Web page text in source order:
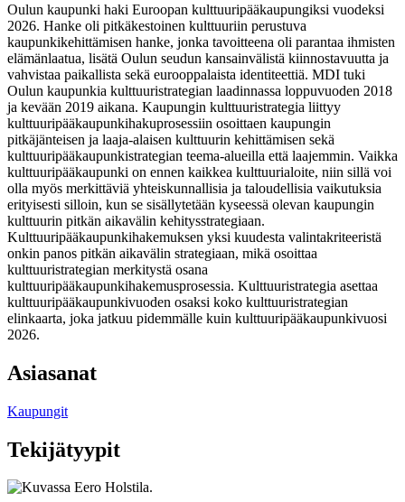
Oulun kaupunki haki Euroopan kulttuuripääkaupungiksi vuodeksi
2026. Hanke oli pitkäkestoinen kulttuuriin perustuva
kaupunkikehittämisen hanke, jonka tavoitteena oli parantaa ihmisten
elämänlaatua, lisätä Oulun seudun kansainvälistä kiinnostavuutta ja
vahvistaa paikallista sekä eurooppalaista identiteettiä. MDI tuki
Oulun kaupunkia kulttuuristrategian laadinnassa loppuvuoden 2018
ja kevään 2019 aikana. Kaupungin kulttuuristrategia liittyy
kulttuuripääkaupunkihakuprosessiin osoittaen kaupungin
pitkäjänteisen ja laaja-alaisen kulttuurin kehittämisen sekä
kulttuuripääkaupunkistrategian teema-alueilla että laajemmin. Vaikka
kulttuuripääkaupunki on ennen kaikkea kulttuurialoite, niin sillä voi
olla myös merkittäviä yhteiskunnallisia ja taloudellisia vaikutuksia
erityisesti silloin, kun se sisällytetään kyseessä olevan kaupungin
kulttuurin pitkän aikavälin kehitysstrategiaan.
Kulttuuripääkaupunkihakemuksen yksi kuudesta valintakriteeristä
onkin panos pitkän aikavälin strategiaan, mikä osoittaa
kulttuuristrategian merkitystä osana
kulttuuripääkaupunkihakemusprosessia. Kulttuuristrategia asettaa
kulttuuripääkaupunkivuoden osaksi koko kulttuuristrategian
elinkaarta, joka jatkuu pidemmälle kuin kulttuuripääkaupunkivuosi
2026.
Asiasanat
Kaupungit
Tekijätyypit